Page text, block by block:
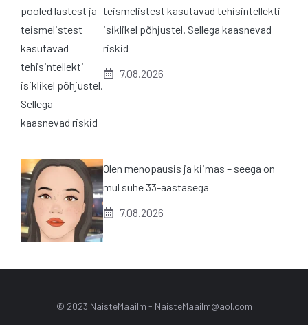
teismelistest kasutavad tehisintellekti
isiklikel põhjustel. Sellega kaasnevad
riskid
7.08.2026
Olen menopausis ja kiimas – seega on
mul suhe 33-aastasega
7.08.2026
© 2023 NaisteMaailm - NaisteMaailm@aol.com